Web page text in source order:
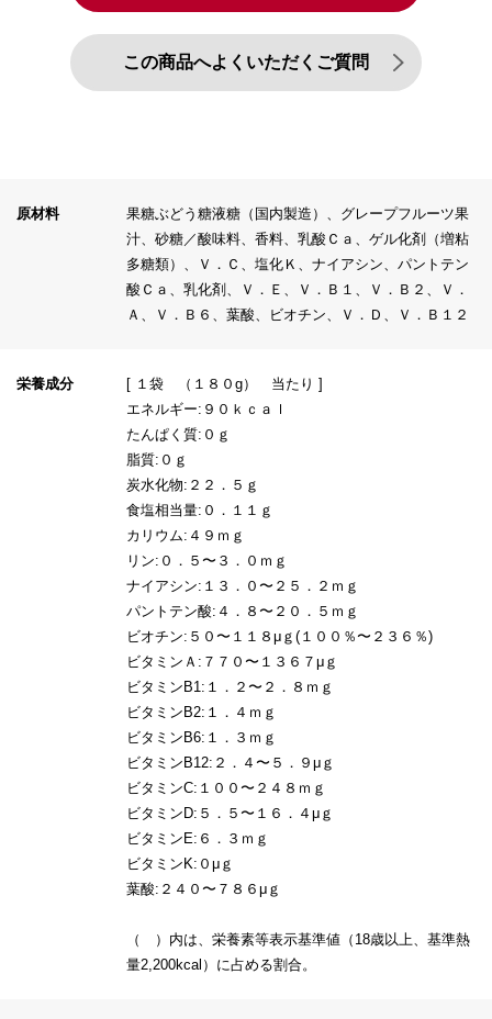
この商品へよくいただくご質問
原材料
果糖ぶどう糖液糖（国内製造）、グレープフルーツ果
汁、砂糖／酸味料、香料、乳酸Ｃａ、ゲル化剤（増粘
多糖類）、Ｖ．Ｃ、塩化Ｋ、ナイアシン、パントテン
酸Ｃａ、乳化剤、Ｖ．Ｅ、Ｖ．Ｂ１、Ｖ．Ｂ２、Ｖ．
Ａ、Ｖ．Ｂ６、葉酸、ビオチン、Ｖ．Ｄ、Ｖ．Ｂ１２
栄養成分
[ １袋 （１８０g） 当たり ]
エネルギー:９０ｋｃａｌ
たんぱく質:０ｇ
脂質:０ｇ
炭水化物:２２．５ｇ
食塩相当量:０．１１ｇ
カリウム:４９ｍｇ
リン:０．５〜３．０ｍｇ
ナイアシン:１３．０〜２５．２ｍｇ
パントテン酸:４．８〜２０．５ｍｇ
ビオチン:５０〜１１８μｇ(１００％〜２３６％)
ビタミンＡ:７７０〜１３６７μｇ
ビタミンB1:１．２〜２．８ｍｇ
ビタミンB2:１．４ｍｇ
ビタミンB6:１．３ｍｇ
ビタミンB12:２．４〜５．９μｇ
ビタミンC:１００〜２４８ｍｇ
ビタミンD:５．５〜１６．４μｇ
ビタミンE:６．３ｍｇ
ビタミンK:０μｇ
葉酸:２４０〜７８６μｇ
（ ）内は、栄養素等表示基準値（18歳以上、基準熱
量2,200kcal）に占める割合。